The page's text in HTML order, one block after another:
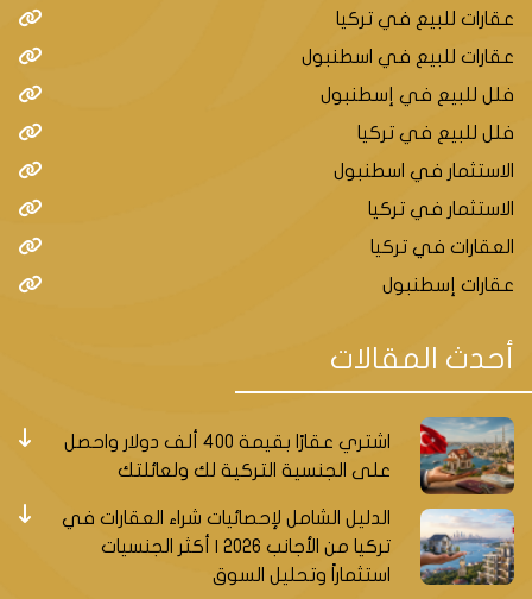
عقارات للبيع في تركيا
عقارات للبيع في اسطنبول
فلل للبيع في إسطنبول
فلل للبيع في تركيا
الاستثمار في اسطنبول
الاستثمار في تركيا
العقارات في تركيا
عقارات إسطنبول
أحدث المقالات
اشتري عقارًا بقيمة 400 ألف دولار واحصل
على الجنسية التركية لك ولعائلتك
الدليل الشامل لإحصائيات شراء العقارات في
تركيا من الأجانب 2026 | أكثر الجنسيات
استثماراً وتحليل السوق